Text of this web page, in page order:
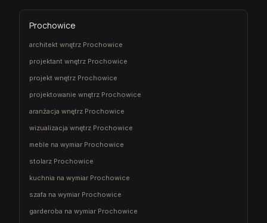
Prochowice
architekt wnętrz Prochowice
projektant wnętrz Prochowice
projekt wnętrz Prochowice
projektowanie wnętrz Prochowice
aranżacja wnętrz Prochowice
wizualizacja wnętrz Prochowice
meble na wymiar Prochowice
stolarz Prochowice
kuchnia na wymiar Prochowice
szafa na wymiar Prochowice
garderoba na wymiar Prochowice